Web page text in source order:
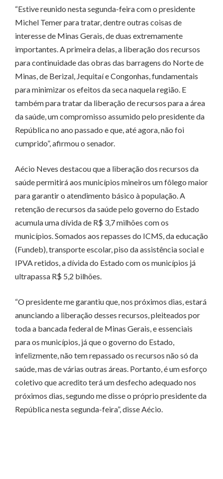
“Estive reunido nesta segunda-feira com o presidente
Michel Temer para tratar, dentre outras coisas de
interesse de Minas Gerais, de duas extremamente
importantes. A primeira delas, a liberação dos recursos
para continuidade das obras das barragens do Norte de
Minas, de Berizal, Jequitaí e Congonhas, fundamentais
para minimizar os efeitos da seca naquela região. E
também para tratar da liberação de recursos para a área
da saúde, um compromisso assumido pelo presidente da
República no ano passado e que, até agora, não foi
cumprido”, afirmou o senador.
Aécio Neves destacou que a liberação dos recursos da
saúde permitirá aos municípios mineiros um fôlego maior
para garantir o atendimento básico à população. A
retenção de recursos da saúde pelo governo do Estado
acumula uma dívida de R$ 3,7 milhões com os
municípios. Somados aos repasses do ICMS, da educação
(Fundeb), transporte escolar, piso da assistência social e
IPVA retidos, a dívida do Estado com os municípios já
ultrapassa R$ 5,2 bilhões.
“O presidente me garantiu que, nos próximos dias, estará
anunciando a liberação desses recursos, pleiteados por
toda a bancada federal de Minas Gerais, e essenciais
para os municípios, já que o governo do Estado,
infelizmente, não tem repassado os recursos não só da
saúde, mas de várias outras áreas. Portanto, é um esforço
coletivo que acredito terá um desfecho adequado nos
próximos dias, segundo me disse o próprio presidente da
República nesta segunda-feira”, disse Aécio.